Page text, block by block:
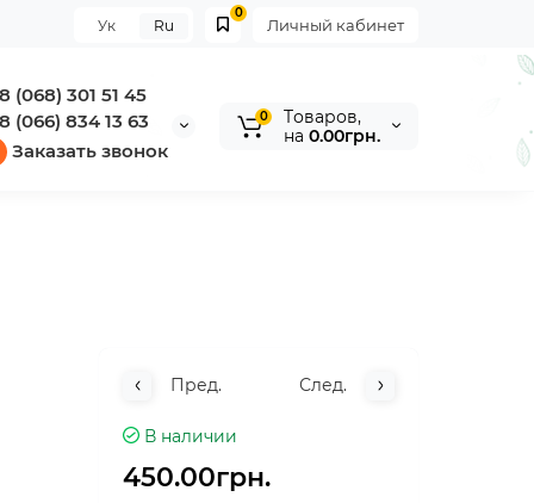
Личный кабинет
0
Ук Ru
(068) 301 51 45
(066) 834 13 63
Заказать звонок
0
Tоваров,
на 0.00грн.
Пред. След.
В наличии
450.00грн.